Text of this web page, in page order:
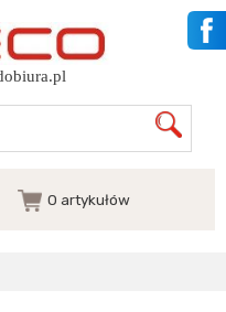
0 artykułów